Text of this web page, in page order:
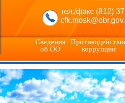
тел./факс (812)
Сведения
об ОО
коррупции